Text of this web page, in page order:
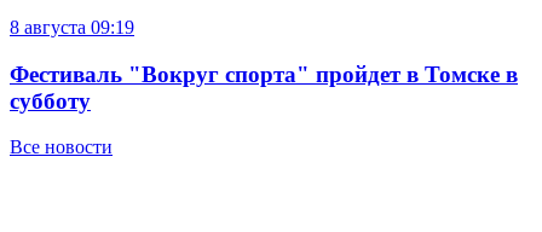
8 августа 09:19
Фестиваль "Вокруг спорта" пройдет в Томске в
субботу
Все новости